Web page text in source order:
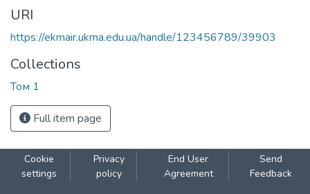
URI
https://ekmair.ukma.edu.ua/handle/123456789/39903
Collections
Том 1
Full item page
Cookie
settings
Privacy
policy
End User
Agreement
Send
Feedback